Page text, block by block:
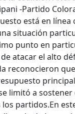
-Partido
está en
situación
punto en
atacar el alto
reconocieron
limitó a
partidos.En